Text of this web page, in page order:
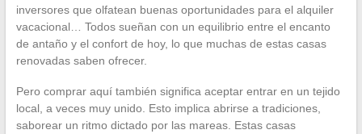
inversores que olfatean buenas oportunidades para el alquiler
vacacional… Todos sueñan con un equilibrio entre el encanto
de antaño y el confort de hoy, lo que muchas de estas casas
renovadas saben ofrecer.
Pero comprar aquí también significa aceptar entrar en un tejido
local, a veces muy unido. Esto implica abrirse a tradiciones,
saborear un ritmo dictado por las mareas. Estas casas